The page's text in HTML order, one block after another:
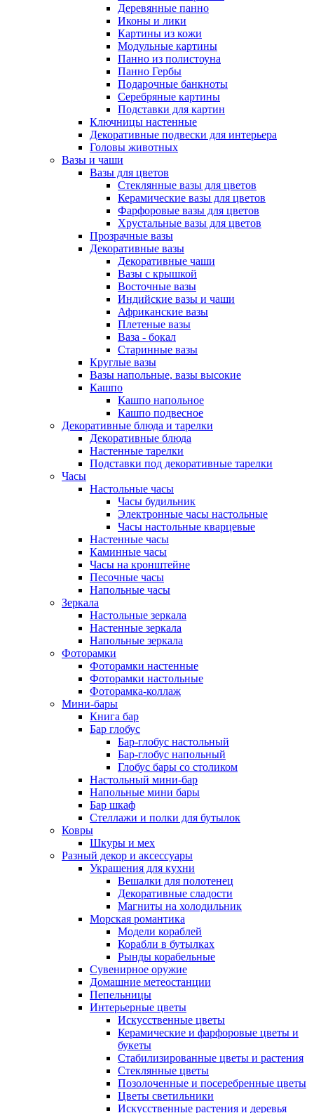
Деревянные панно
Иконы и лики
Картины из кожи
Модульные картины
Панно из полистоуна
Панно Гербы
Подарочные банкноты
Серебряные картины
Подставки для картин
Ключницы настенные
Декоративные подвески для интерьера
Головы животных
Вазы и чаши
Вазы для цветов
Стеклянные вазы для цветов
Керамические вазы для цветов
Фарфоровые вазы для цветов
Хрустальные вазы для цветов
Прозрачные вазы
Декоративные вазы
Декоративные чаши
Вазы с крышкой
Восточные вазы
Индийские вазы и чаши
Африканские вазы
Плетеные вазы
Ваза - бокал
Старинные вазы
Круглые вазы
Вазы напольные, вазы высокие
Кашпо
Кашпо напольное
Кашпо подвесное
Декоративные блюда и тарелки
Декоративные блюда
Настенные тарелки
Подставки под декоративные тарелки
Часы
Настольные часы
Часы будильник
Электронные часы настольные
Часы настольные кварцевые
Настенные часы
Каминные часы
Часы на кронштейне
Песочные часы
Напольные часы
Зеркала
Настольные зеркала
Настенные зеркала
Напольные зеркала
Фоторамки
Фоторамки настенные
Фоторамки настольные
Фоторамка-коллаж
Мини-бары
Книга бар
Бар глобус
Бар-глобус настольный
Бар-глобус напольный
Глобус бары со столиком
Настольный мини-бар
Напольные мини бары
Бар шкаф
Стеллажи и полки для бутылок
Ковры
Шкуры и мех
Разный декор и аксессуары
Украшения для кухни
Вешалки для полотенец
Декоративные сладости
Магниты на холодильник
Морская романтика
Модели кораблей
Корабли в бутылках
Рынды корабельные
Сувенирное оружие
Домашние метеостанции
Пепельницы
Интерьерные цветы
Искусственные цветы
Керамические и фарфоровые цветы и
букеты
Стабилизированные цветы и растения
Стеклянные цветы
Позолоченные и посеребренные цветы
Цветы светильники
Искусственные растения и деревья